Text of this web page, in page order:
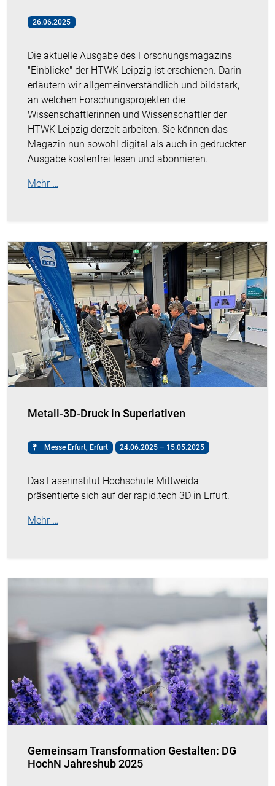
26.06.2025
Die aktuelle Ausgabe des Forschungsmagazins
"Einblicke" der HTWK Leipzig ist erschienen. Darin
erläutern wir allgemeinverständlich und bildstark,
an welchen Forschungsprojekten die
Wissenschaftlerinnen und Wissenschaftler der
HTWK Leipzig derzeit arbeiten. Sie können das
Magazin nun sowohl digital als auch in gedruckter
Ausgabe kostenfrei lesen und abonnieren.
Mehr …
Metall-3D-Druck in Superlativen
Messe Erfurt, Erfurt 24.06.2025 – 15.05.2025
Das Laserinstitut Hochschule Mittweida
präsentierte sich auf der rapid.tech 3D in Erfurt.
Mehr …
Gemeinsam Transformation Gestalten: DG
HochN Jahreshub 2025